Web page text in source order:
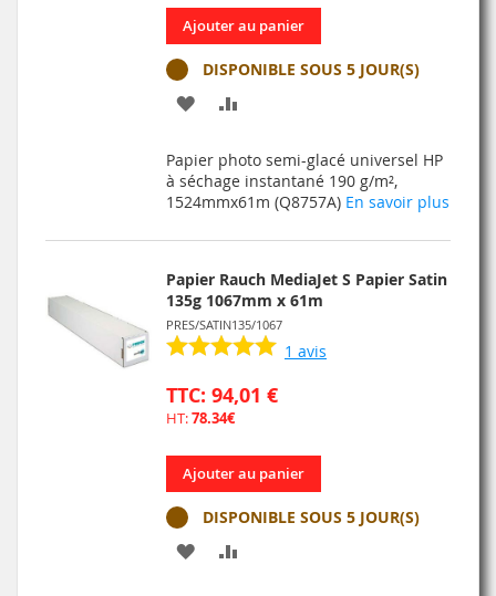
Ajouter au panier
DISPONIBLE SOUS 5 JOUR(S)
AJOUTER
MA
COMPARATEUR
Papier photo semi-glacé universel HP
à séchage instantané 190 g/m²,
1524mmx61m (Q8757A) En savoir plus
Papier Rauch MediaJet S Papier Satin
135g 1067mm x 61m
PRES/SATIN135/1067
1 avis
TTC: 94,01 €
HT:78.34€
Ajouter au panier
DISPONIBLE SOUS 5 JOUR(S)
AJOUTER